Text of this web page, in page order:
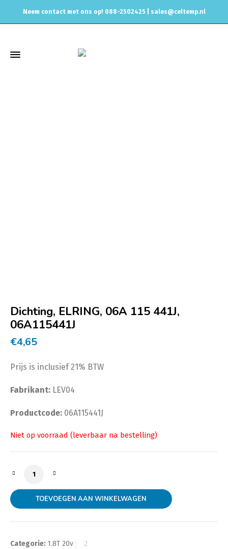
Neem contact met ons op! 088-2502425 | sales@celtemp.nl
Dichting, ELRING, 06A 115 441J,
06A115441J
€4,65
Prijs is inclusief 21% BTW
Fabrikant: LEV04
Productcode: 06A115441J
Dichting, ELRING, 06A 115 441J, 06A115441J aantal
TOEVOEGEN AAN WINKELWAGEN
Categorie: 1.8T 20v